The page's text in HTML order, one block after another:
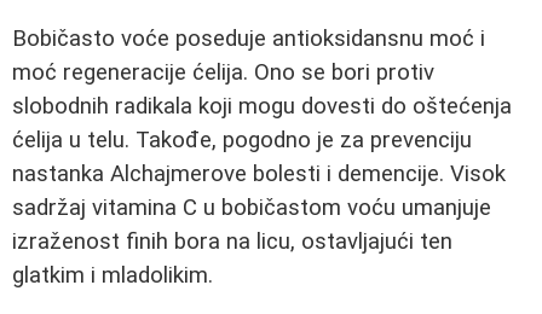
Bobičasto voće poseduje antioksidansnu moć i
moć regeneracije ćelija. Ono se bori protiv
slobodnih radikala koji mogu dovesti do oštećenja
ćelija u telu. Takođe, pogodno je za prevenciju
nastanka Alchajmerove bolesti i demencije. Visok
sadržaj vitamina C u bobičastom voću umanjuje
izraženost finih bora na licu, ostavljajući ten
glatkim i mladolikim.